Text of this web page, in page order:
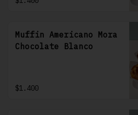
Muffin Americano Mora
Chocolate Blanco
$1.400